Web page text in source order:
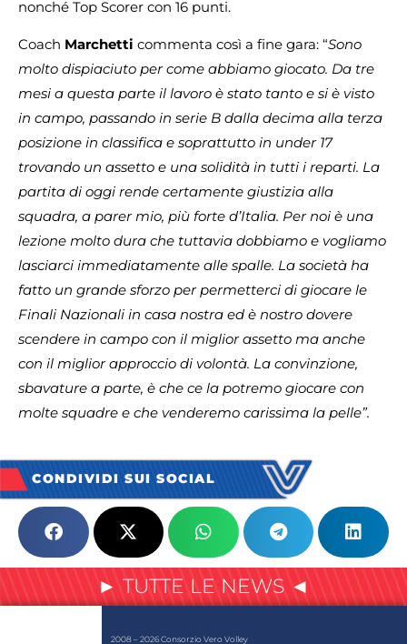
nonché Top Scorer con 16 punti.
Coach Marchetti commenta così a fine gara: “Sono
molto dispiaciuto per come abbiamo giocato. Da tre
mesi a questa parte il lavoro è stato tanto e si è visto
in campo, passando in serie B dalla decima alla terza
posizione in classifica e soprattutto in under 17
trovando un assetto e una solidità in tutti i reparti. La
partita di oggi rende certamente giustizia alla
squadra, a parer mio, più forte d’Italia. Per noi è una
lezione molto dura che tuttavia dobbiamo e vogliamo
lasciarci immediatamente alle spalle. La società ha
fatto un grande sforzo per permetterci di giocare le
Finali Nazionali in casa nostra ed è nostro dovere
scendere in campo con il miglior assetto ma anche
con il miglior approccio di volontà. La convinzione,
sbavature a parte, è che ce la potremo giocare con
molte squadre e che venderemo carissima la pelle”.
CONDIVIDI SUI SOCIAL
► TUTTE LE NEWS ◄
2008 – 2026 Consorzio Vero Volley